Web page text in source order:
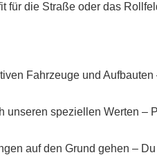
für die Straße oder das
Fahrzeuge und
unseren speziellen Werten –
auf den Grund gehen –